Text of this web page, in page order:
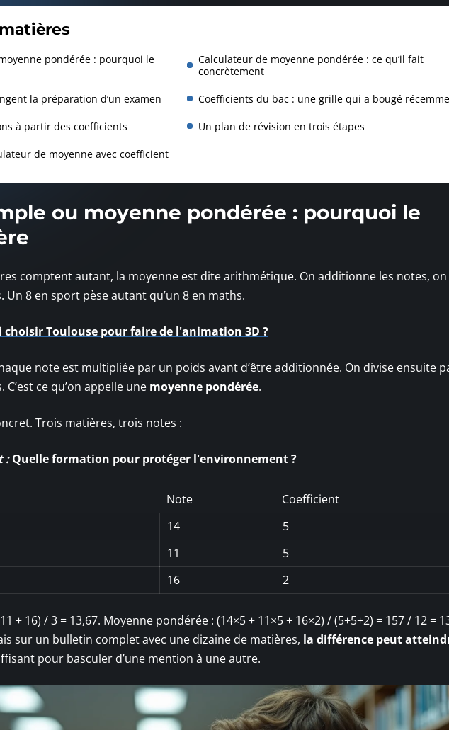
pondérée : pourquoi le
Calculateur de moyenne pondérée : ce qu’il fait
concrètement
la préparation d’un examen Coefficients du bac : une grille qui a bougé
à partir des coefficients Un plan de révision en trois étapes
de moyenne avec coefficient
ou moyenne pondérée : pourquoi le
comptent autant, la moyenne est dite arithmétique. On additionne les notes, on
8 en sport pèse autant qu’un 8 en maths.
choisir Toulouse pour faire de l'animation 3D ?
note est multipliée par un poids avant d’être additionnée. On divise ensuite
ce qu’on appelle une moyenne pondérée.
Trois matières, trois notes :
: Quelle formation pour protéger l'environnement ?
Note
Coefficient
14
5
11
5
16 2
+ 16) / 3 = 13,67. Moyenne pondérée : (14×5 + 11×5 + 16×2) / (5+5+2) = 157 / 12 =
sur un bulletin complet avec une dizaine de matières, la différence peut
pour basculer d’une mention à une autre.